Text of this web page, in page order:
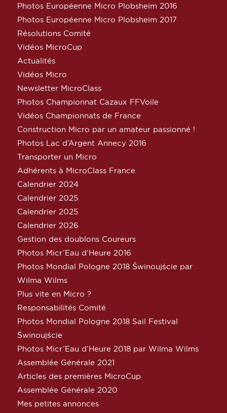
Photos Européenne Micro Plobsheim 2016
Photos Européenne Micro Plobsheim 2017
Résolutions Comité
Vidéos MicroCup
Actualités
Vidéos Micro
Newsletter MicroClass
Photos Championnat Cazaux FFVoile
Vidéos Championnats de France
Construction Micro par un amateur passionné !
Photos Lac d’Argent Annecy 2016
Transporter un Micro
Adhérents à MicroClass France
Calendrier 2024
Calendrier 2025
Calendrier 2025
Calendrier 2026
Gestion des doublons Coureurs
Photos Micr’Eau d’Heure 2016
Photos Mondial Pologne 2018 Świnoujście par
Wilma Wilms
Plus vite en Micro ?
Responsabilités Comité
Photos Mondial Pologne 2018 Sail Festival
Świnoujście
Photos Micr’Eau d’Heure 2018 par Wilma Wilms
Assemblée Générale 2021
Articles des premières MicroCup
Assemblée Générale 2020
Mes petites annonces